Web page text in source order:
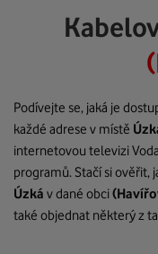
Podívejte se, jaká je
každé adrese v místě
internetovou televizi
programů. Stačí si
Úzká v dané obci
také objednat některý z